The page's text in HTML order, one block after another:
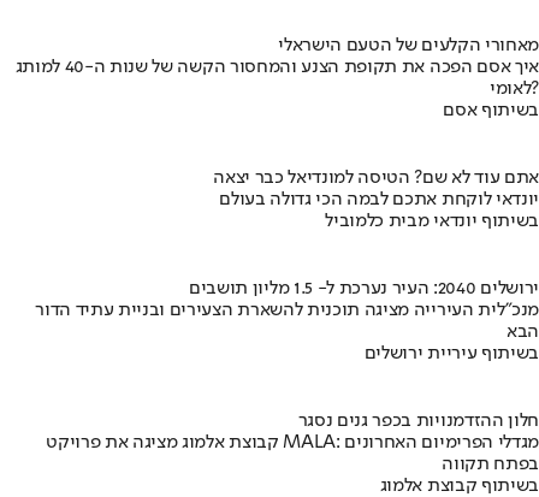
מאחורי הקלעים של הטעם הישראלי
איך אסם הפכה את תקופת הצנע והמחסור הקשה של שנות ה-40 למותג
לאומי?
בשיתוף אסם
אתם עוד לא שם? הטיסה למונדיאל כבר יצאה
יונדאי לוקחת אתכם לבמה הכי גדולה בעולם
בשיתוף יונדאי מבית כלמוביל
ירושלים 2040: העיר נערכת ל- 1.5 מליון תושבים
מנכ"לית העירייה מציגה תוכנית להשארת הצעירים ובניית עתיד הדור
הבא
בשיתוף עיריית ירושלים
חלון ההזדמנויות בכפר גנים נסגר
קבוצת אלמוג מציגה את פרויקט MALA: מגדלי הפרימיום האחרונים
בפתח תקווה
בשיתוף קבוצת אלמוג